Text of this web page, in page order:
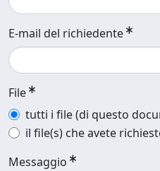
E-mail del richiedente
File
tutti i file (di questo
il file(s) che avete
Messaggio